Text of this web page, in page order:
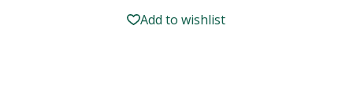
Add to wishlist